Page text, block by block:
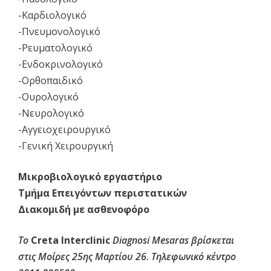
-Καρδιολογικό
-Πνευμονολογικό
-Ρευματολογικό
-Ενδοκρινολογικό
-Ορθοπαιδικό
-Ουρολογικό
-Νευρολογικό
-Αγγειοχειρουργικό
-Γενική Χειρουργική
Μικροβιολογικό εργαστήριο
Τμήμα Επειγόντων περιστατικών
Διακομιδή με ασθενοφόρο
Το Creta InterclinicDiagnosi Mesaras βρίσκεται
στις Μοίρες 25ης Μαρτίου 26. Τηλεφωνικό κέντρο